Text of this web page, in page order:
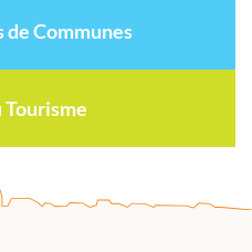
de Communes